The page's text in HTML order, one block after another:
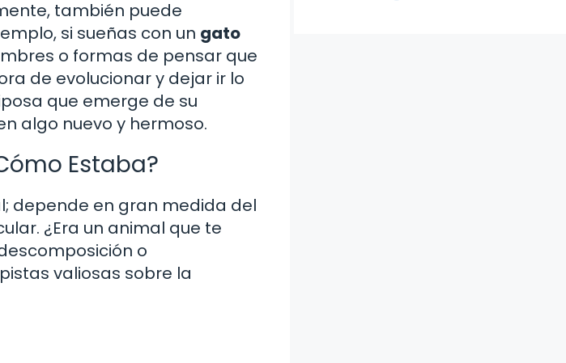
también puede
si sueñas con un gato
o formas de pensar que
de evolucionar y dejar ir lo
que emerge de su
algo nuevo y hermoso.
Estaba?
depende en gran medida del
¿Era un animal que te
o
valiosas sobre la